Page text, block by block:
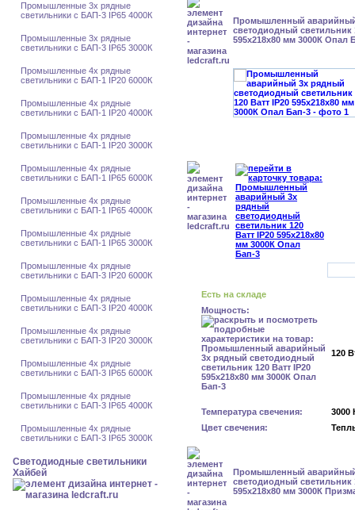
Промышленные 3х рядные
светильники с БАП-3 IP65 4000К
Промышленные 3х рядные
светильники с БАП-3 IP65 3000К
Промышленные 4х рядные
светильники с БАП-1 IP20 6000К
Промышленные 4х рядные
светильники с БАП-1 IP20 4000К
Промышленные 4х рядные
светильники с БАП-1 IP20 3000К
Промышленные 4х рядные
светильники с БАП-1 IP65 6000К
Промышленные 4х рядные
светильники с БАП-1 IP65 4000К
Промышленные 4х рядные
светильники с БАП-1 IP65 3000К
Промышленные 4х рядные
светильники с БАП-3 IP20 6000К
Промышленные 4х рядные
светильники с БАП-3 IP20 4000К
Промышленные 4х рядные
светильники с БАП-3 IP20 3000К
Промышленные 4х рядные
светильники с БАП-3 IP65 6000К
Промышленные 4х рядные
светильники с БАП-3 IP65 4000К
Промышленные 4х рядные
светильники с БАП-3 IP65 3000К
Светодиодные светильники
Хайбей
Промышленный
светодиодный светильник
595х218х80 мм 3000К Опал
Есть на складе
Мощность:
120
Температура свечения:
3000
Цвет свечения:
Промышленный
светодиодный светильник
595х218х80 мм 3000К